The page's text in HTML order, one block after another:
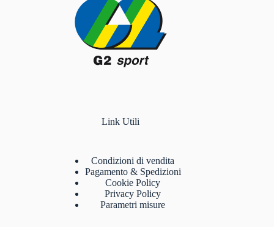
Link Utili
Condizioni di vendita
Pagamento & Spedizioni
Cookie Policy
Privacy Policy
Parametri misure